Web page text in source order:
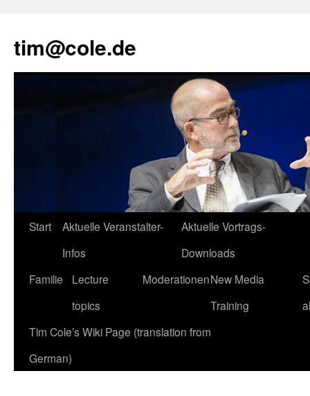
tim@cole.de
Start
Aktuelle Veranstalter-
Infos
Aktuelle Vortrags-
Downloads
Familie
Lecture
topics
ModerationenNew Media
Training
Tim Cole’s Wiki Page (translation from
German)